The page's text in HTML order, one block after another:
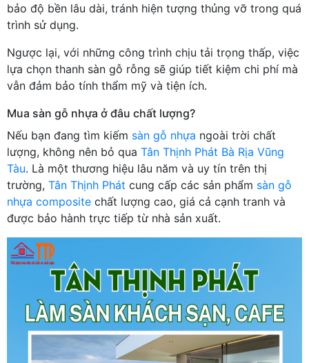
bảo độ bền lâu dài, tránh hiện tượng thủng vỡ trong quá
trình sử dụng.
Ngược lại, với những công trình chịu tải trọng thấp, việc
lựa chọn thanh sàn gỗ rỗng sẽ giúp tiết kiệm chi phí mà
vẫn đảm bảo tính thẩm mỹ và tiện ích.
Mua sàn gỗ nhựa ở đâu chất lượng?
Nếu bạn đang tìm kiếm sàn gỗ nhựa ngoài trời chất
lượng, không nên bỏ qua Tân Thịnh Phát Bà Rịa Vũng
Tàu. Là một thương hiệu lâu năm và uy tín trên thị
trường, Tân Thịnh Phát cung cấp các sản phẩm sàn gỗ
nhựa composite chất lượng cao, giá cả cạnh tranh và
được bảo hành trực tiếp từ nhà sản xuất.